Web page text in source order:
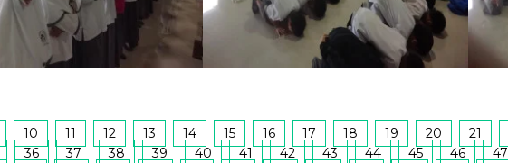
10 11 12 13 14 15 16 17 18 19 20 21
36
37 38 39 40 41 42 43 44 45 46 47